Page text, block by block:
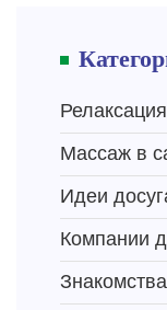
Массаж в
Идеи
Компании